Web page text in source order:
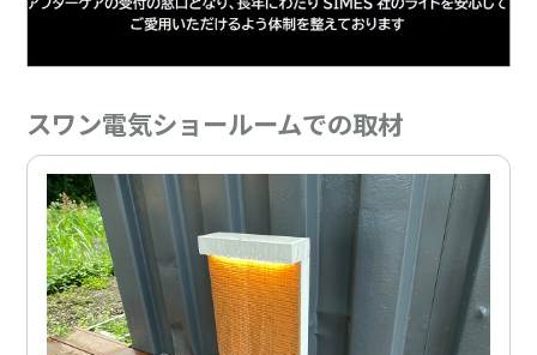
スワン電気ショールームでの取材